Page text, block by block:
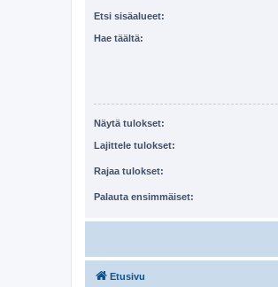
Etsi sisäalueet:
Hae täältä:
Näytä tulokset:
Lajittele tulokset:
Rajaa tulokset:
Palauta ensimmäiset:
Etusivu